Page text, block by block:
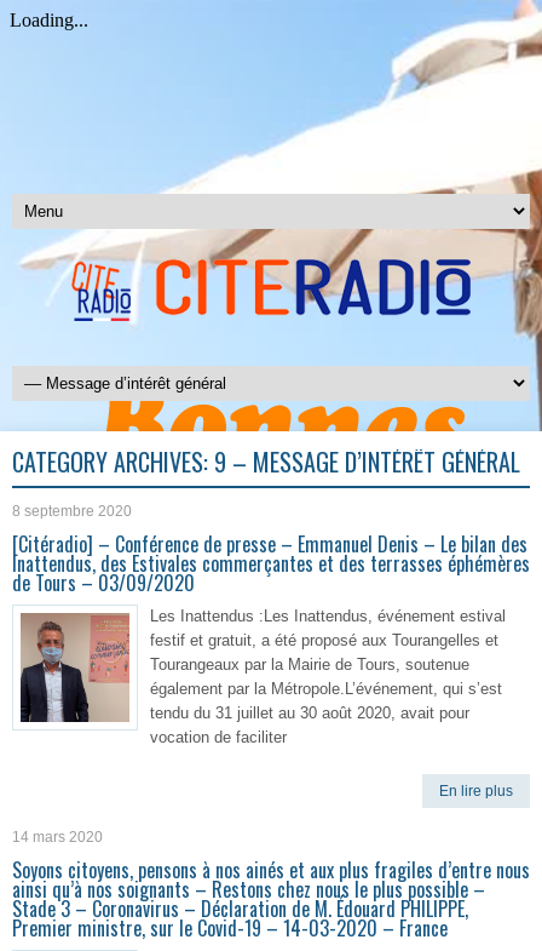
CATEGORY ARCHIVES: 9 – MESSAGE D’INTÉRÊT GÉNÉRAL
8 septembre 2020
[Citéradio] – Conférence de presse – Emmanuel Denis – Le bilan des
Inattendus, des Estivales commerçantes et des terrasses éphémères
de Tours – 03/09/2020
Les Inattendus :Les Inattendus, événement estival
festif et gratuit, a été proposé aux Tourangelles et
Tourangeaux par la Mairie de Tours, soutenue
également par la Métropole.L’événement, qui s’est
tendu du 31 juillet au 30 août 2020, avait pour
vocation de faciliter
En lire plus
14 mars 2020
Soyons citoyens, pensons à nos ainés et aux plus fragiles d’entre nous
ainsi qu’à nos soignants – Restons chez nous le plus possible –
Stade 3 – Coronavirus – Déclaration de M. Édouard PHILIPPE,
Premier ministre, sur le Covid-19 – 14-03-2020 – France